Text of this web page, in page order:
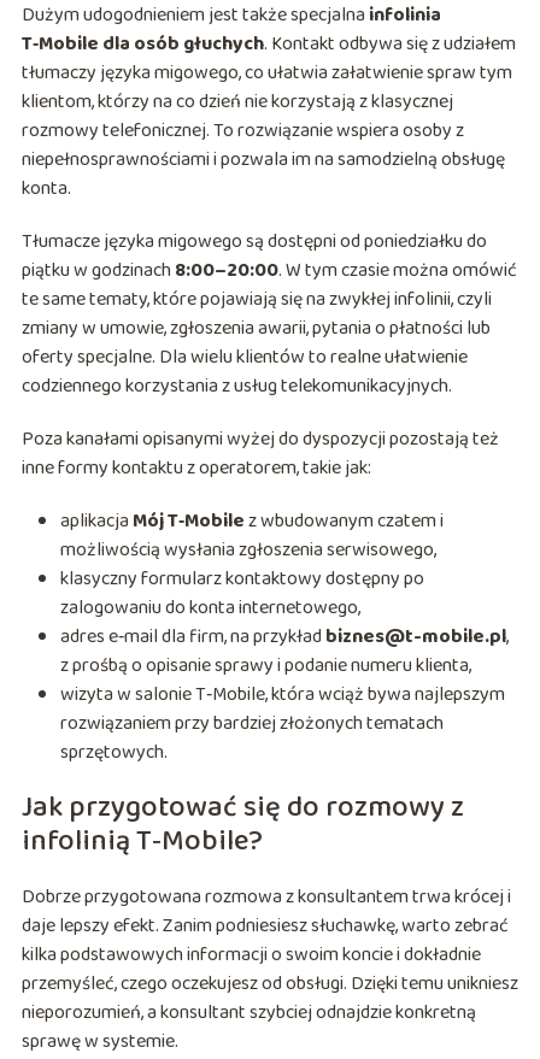
Dużym udogodnieniem jest także specjalna infolinia
T‑Mobile dla osób głuchych. Kontakt odbywa się z udziałem
tłumaczy języka migowego, co ułatwia załatwienie spraw tym
klientom, którzy na co dzień nie korzystają z klasycznej
rozmowy telefonicznej. To rozwiązanie wspiera osoby z
niepełnosprawnościami i pozwala im na samodzielną obsługę
konta.
Tłumacze języka migowego są dostępni od poniedziałku do
piątku w godzinach8:00–20:00. W tym czasie można omówić
te same tematy, które pojawiają się na zwykłej infolinii, czyli
zmiany w umowie, zgłoszenia awarii, pytania o płatności lub
oferty specjalne. Dla wielu klientów to realne ułatwienie
codziennego korzystania z usług telekomunikacyjnych.
Poza kanałami opisanymi wyżej do dyspozycji pozostają też
inne formy kontaktu z operatorem, takie jak:
aplikacja Mój T‑Mobilez wbudowanym czatem i
możliwością wysłania zgłoszenia serwisowego,
klasyczny formularz kontaktowy dostępny po
zalogowaniu do konta internetowego,
adres e‑mail dla firm, na przykład biznes@t-mobile.pl,
z prośbą o opisanie sprawy i podanie numeru klienta,
wizyta w salonie T‑Mobile, która wciąż bywa najlepszym
rozwiązaniem przy bardziej złożonych tematach
sprzętowych.
Jak przygotować się do rozmowy z
infolinią T‑Mobile?
Dobrze przygotowana rozmowa z konsultantem trwa krócej i
daje lepszy efekt. Zanim podniesiesz słuchawkę, warto zebrać
kilka podstawowych informacji o swoim koncie i dokładnie
przemyśleć, czego oczekujesz od obsługi. Dzięki temu unikniesz
nieporozumień, a konsultant szybciej odnajdzie konkretną
sprawę w systemie.